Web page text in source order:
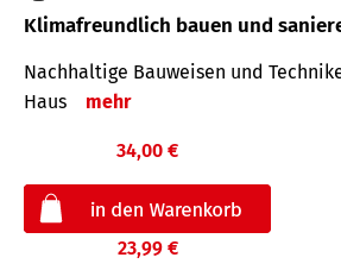
Klimafreundlich bauen und
Nachhaltige Bauweisen und
Haus
mehr
34,00 €
23,99 €